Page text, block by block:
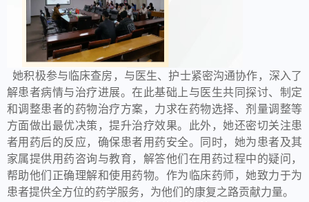
她积极参与临床查房，与医生、护士紧密沟通协作，深入了
解患者病情与治疗进展。在此基础上与医生共同探讨、制定
和调整患者的药物治疗方案，力求在药物选择、剂量调整等
方面做出最优决策，提升治疗效果。此外，她还密切关注患
者用药后的反应，确保患者用药安全。同时，她为患者及其
家属提供用药咨询与教育，解答他们在用药过程中的疑问，
帮助他们正确理解和使用药物。作为临床药师，她致力于为
患者提供全方位的药学服务，为他们的康复之路贡献力量。